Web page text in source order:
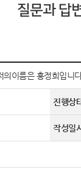
만화로 보는
변론사건
변론일정
변론목록
변론동영상
질문과 답
의이름은 홍정희입니
진행상
작성일시